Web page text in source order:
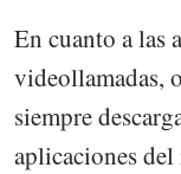
En cuanto a las
videollamadas,
siempre
aplicaciones